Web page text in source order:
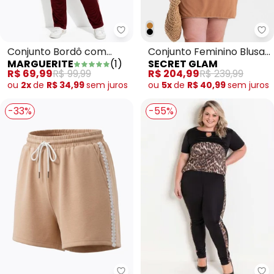
Marguerite - Conjunto Bordô
Conjunto Bordô com
Blusa e Calça Plus Size
MARGUERITE (1)
R$ 69,99R$ 99,99
ou 2xde R$ 34,99sem juros
Conjunto Feminino Blusa
e Shorts Saia Marrom
SECRET GLAM
R$ 204,99R$ 239,99
ou 5xde R$ 40,99sem juros
-33% -55%